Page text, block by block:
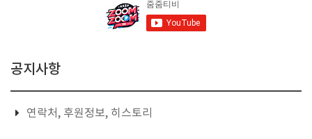
공지사항
연락처, 후원정보, 히스토리